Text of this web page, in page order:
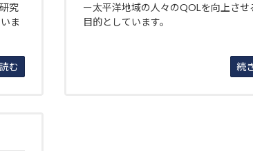
究
ま
む
ー太平洋地域の人々のQOLを向上させ
目的としています。
続